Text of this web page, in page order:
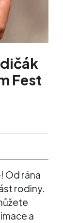
Fest
Od rána
rodiny.
a